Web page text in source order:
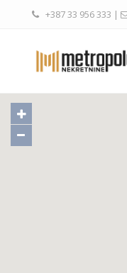
+387 33 956 333 |